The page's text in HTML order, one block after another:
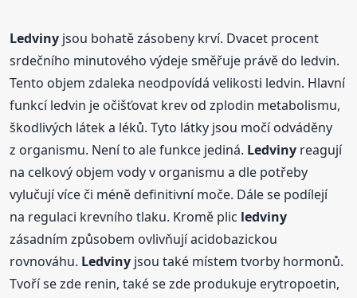
Ledviny jsou bohatě zásobeny krví. Dvacet procent
srdečního minutového výdeje směřuje právě do ledvin.
Tento objem zdaleka neodpovídá velikosti ledvin. Hlavní
funkcí ledvin je očišťovat krev od zplodin metabolismu,
škodlivých látek a léků. Tyto látky jsou močí odváděny
z organismu. Není to ale funkce jediná. Ledviny reagují
na celkový objem vody v organismu a dle potřeby
vylučují více či méně definitivní moče. Dále se podílejí
na regulaci krevního tlaku. Kromě plic ledviny
zásadním způsobem ovlivňují acidobazickou
rovnováhu. Ledviny jsou také místem tvorby hormonů.
Tvoří se zde renin, také se zde produkuje erytropoetin,